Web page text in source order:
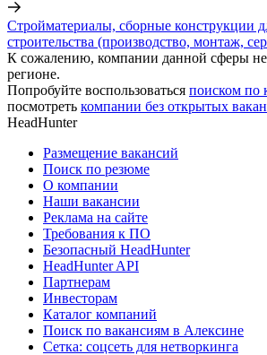
Стройматериалы, сборные конструкции
строительства (производство, монтаж,
К сожалению, компании данной сферы
регионе.
Попробуйте воспользоваться поиском по
посмотреть компании без открытых
HeadHunter
Размещение вакансий
Поиск по резюме
О компании
Наши вакансии
Реклама на сайте
Требования к ПО
Безопасный HeadHunter
HeadHunter API
Партнерам
Инвесторам
Каталог компаний
Поиск по вакансиям в Алексине
Сетка: соцсеть для нетворкинга